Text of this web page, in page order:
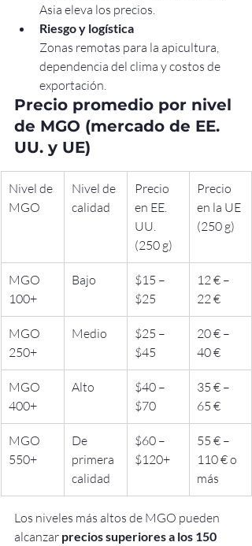
Asia eleva los precios.
Riesgo y logística
Zonas remotas para la apicultura,
dependencia del clima y costos de
exportación.
Precio promedio por nivel
de MGO (mercado de EE.
UU. y UE)
Nivel de
MGO
Nivel de
calidad
Precio
en EE.
UU.
(250 g)
Precio
en la UE
(250 g)
MGO
100+
Bajo
$15 –
$25
12 € –
22 €
MGO
250+
Medio
$25 –
$45
20 € –
40 €
MGO
400+
Alto
$40 –
$70
35 € –
65 €
MGO
550+
De
primera
calidad
$60 –
$120+
55 € –
110 € o
más
Los niveles más altos de MGO pueden
alcanzar precios superiores a los 150